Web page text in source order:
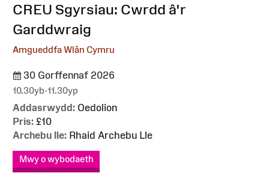
:CREU Sgyrsiau: Cwrdd â'r
Garddwraig
Amgueddfa Wlân Cymru
30 Gorffennaf 2026
10.30yb-11.30yp
Addasrwydd: Oedolion
Pris: £10
Archebu lle: Rhaid Archebu Lle
Mwy o wybodaeth